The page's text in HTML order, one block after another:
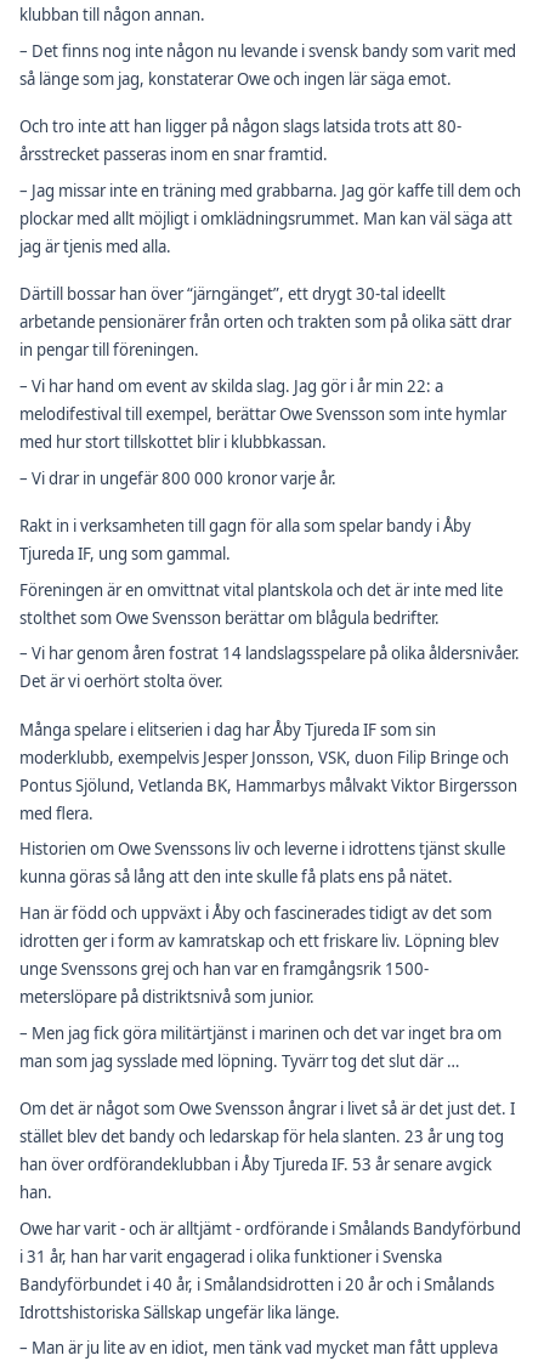
klubban till någon annan.
– Det finns nog inte någon nu levande i svensk bandy som varit med
så länge som jag, konstaterar Owe och ingen lär säga emot.
Och tro inte att han ligger på någon slags latsida trots att 80-
årsstrecket passeras inom en snar framtid.
– Jag missar inte en träning med grabbarna. Jag gör kaffe till dem och
plockar med allt möjligt i omklädningsrummet. Man kan väl säga att
jag är tjenis med alla.
Därtill bossar han över “järngänget”, ett drygt 30-tal ideellt
arbetande pensionärer från orten och trakten som på olika sätt drar
in pengar till föreningen.
– Vi har hand om event av skilda slag. Jag gör i år min 22: a
melodifestival till exempel, berättar Owe Svensson som inte hymlar
med hur stort tillskottet blir i klubbkassan.
– Vi drar in ungefär 800 000 kronor varje år.
Rakt in i verksamheten till gagn för alla som spelar bandy i Åby
Tjureda IF, ung som gammal.
Föreningen är en omvittnat vital plantskola och det är inte med lite
stolthet som Owe Svensson berättar om blågula bedrifter.
– Vi har genom åren fostrat 14 landslagsspelare på olika åldersnivåer.
Det är vi oerhört stolta över.
Många spelare i elitserien i dag har Åby Tjureda IF som sin
moderklubb, exempelvis Jesper Jonsson, VSK, duon Filip Bringe och
Pontus Sjölund, Vetlanda BK, Hammarbys målvakt Viktor Birgersson
med flera.
Historien om Owe Svenssons liv och leverne i idrottens tjänst skulle
kunna göras så lång att den inte skulle få plats ens på nätet.
Han är född och uppväxt i Åby och fascinerades tidigt av det som
idrotten ger i form av kamratskap och ett friskare liv. Löpning blev
unge Svenssons grej och han var en framgångsrik 1500-
meterslöpare på distriktsnivå som junior.
– Men jag fick göra militärtjänst i marinen och det var inget bra om
man som jag sysslade med löpning. Tyvärr tog det slut där …
Om det är något som Owe Svensson ångrar i livet så är det just det. I
stället blev det bandy och ledarskap för hela slanten. 23 år ung tog
han över ordförandeklubban i Åby Tjureda IF. 53 år senare avgick
han.
Owe har varit - och är alltjämt - ordförande i Smålands Bandyförbund
i 31 år, han har varit engagerad i olika funktioner i Svenska
Bandyförbundet i 40 år, i Smålandsidrotten i 20 år och i Smålands
Idrottshistoriska Sällskap ungefär lika länge.
– Man är ju lite av en idiot, men tänk vad mycket man fått uppleva